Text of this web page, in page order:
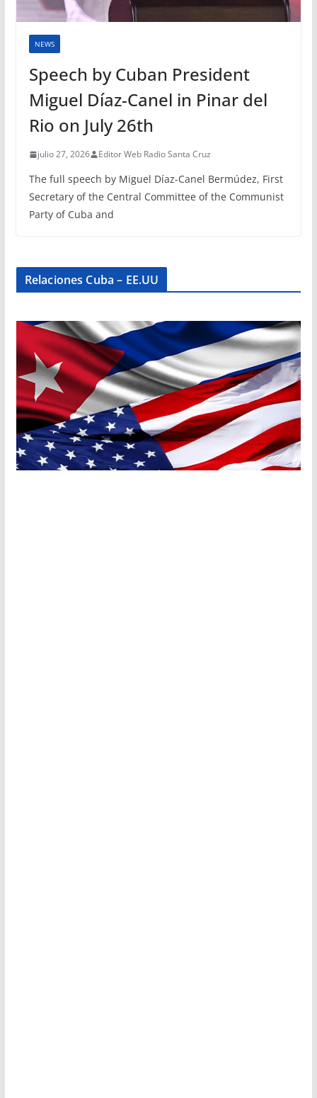
NEWS
Speech by Cuban President
Miguel Díaz-Canel in Pinar del
Rio on July 26th
julio 27, 2026 Editor Web Radio Santa Cruz
The full speech by Miguel Díaz-Canel Bermúdez, First
Secretary of the Central Committee of the Communist
Party of Cuba and
Relaciones Cuba – EE.UU